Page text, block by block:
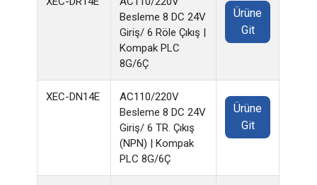
Besleme 8 DC 24V
Giriş/ 6 Röle Çıkış |
Kompak PLC
8G/6Ç
Ürüne
Git
XEC-DN14E
AC110/220V
Besleme 8 DC 24V
Giriş/ 6 TR. Çıkış
(NPN) | Kompak
PLC 8G/6Ç
Ürüne
Git